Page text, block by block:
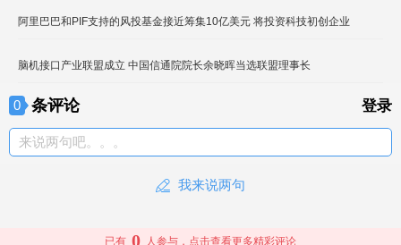
阿里巴巴和PIF支持的风投基金接近筹集10亿美元 将投资科技初创企业
脑机接口产业联盟成立 中国信通院院长余晓晖当选联盟理事长
0 条评论 登录
来说两句吧。。。
我来说两句
已有 0 人参与，点击查看更多精彩评论